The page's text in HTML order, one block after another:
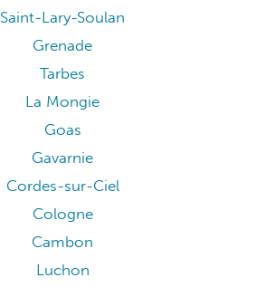
Saint-Lary-Soulan
Grenade
Tarbes
La Mongie
Goas
Gavarnie
Cordes-sur-Ciel
Cologne
Cambon
Luchon